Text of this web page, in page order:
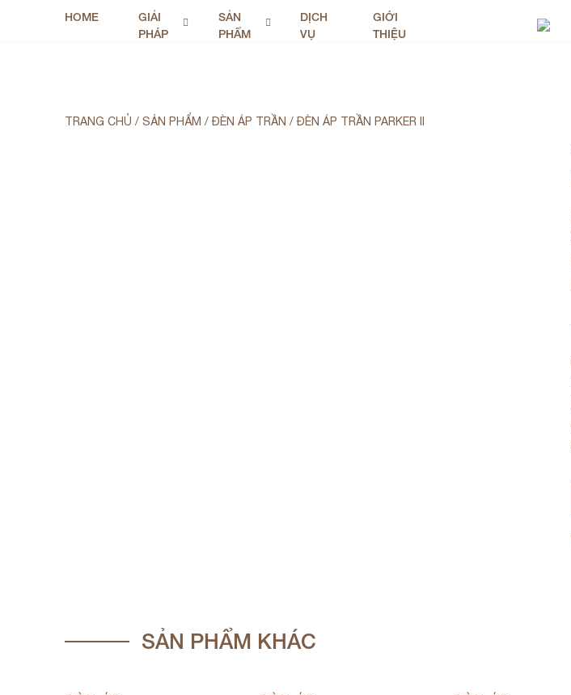
HOME
GIẢI
PHÁP
SẢN
PHẨM
DỊCH
VỤ
GIỚI
THIỆU
TRANG CHỦ / SẢN PHẨM / ĐÈN ÁP TRẦN / ĐÈN ÁP TRẦN PARKER II
SẢN PHẨM KHÁC